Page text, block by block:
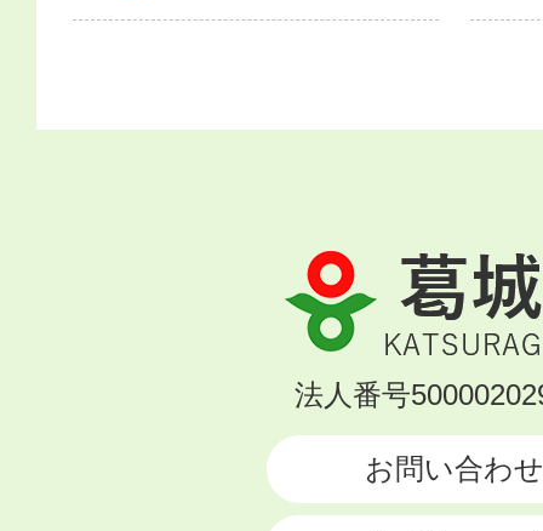
葛
城
市
KATSURAGI
法人番号
お問い合わせ